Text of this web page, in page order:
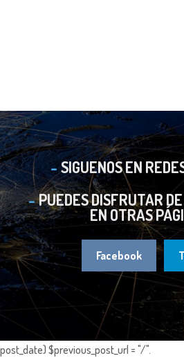
SIGUENOS EN
PUEDES DISFRUTAR
EN OTRAS
Facebook
post_date) $previous_post_url = "/".